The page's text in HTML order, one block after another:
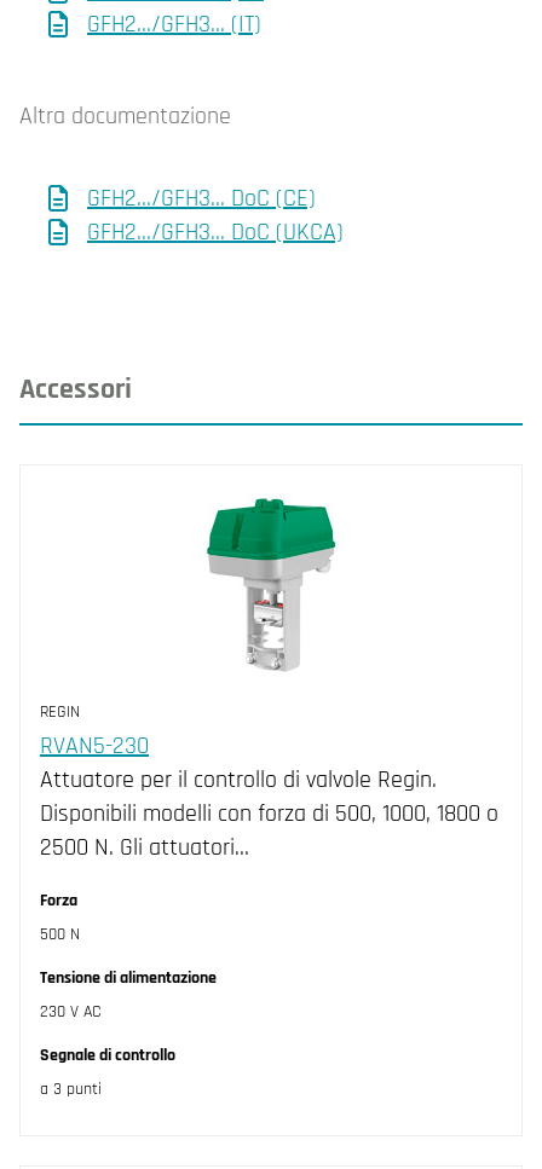
GFH2.../GFH3... (IT)
Altra documentazione
GFH2.../GFH3... DoC (CE)
GFH2.../GFH3... DoC (UKCA)
Accessori
REGIN
RVAN5-230
Attuatore per il controllo di valvole Regin.
Disponibili modelli con forza di 500, 1000, 1800 o
2500 N. Gli attuatori…
Forza
500 N
Tensione di alimentazione
230 V AC
Segnale di controllo
a 3 punti